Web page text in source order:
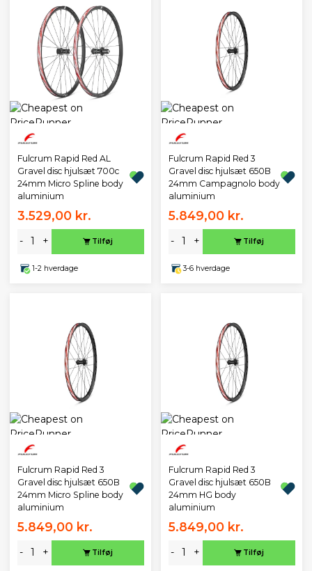
Fulcrum Rapid Red AL
Gravel disc hjulsæt 700c
24mm Micro Spline body
aluminium
3.529,00 kr.
- + Tilføj
1-2 hverdage
Fulcrum Rapid Red 3
Gravel disc hjulsæt 650B
24mm Campagnolo body
aluminium
5.849,00 kr.
- + Tilføj
3-6 hverdage
Fulcrum Rapid Red 3
Gravel disc hjulsæt 650B
24mm Micro Spline body
aluminium
5.849,00 kr.
- + Tilføj
Fulcrum Rapid Red 3
Gravel disc hjulsæt 650B
24mm HG body
aluminium
5.849,00 kr.
- + Tilføj